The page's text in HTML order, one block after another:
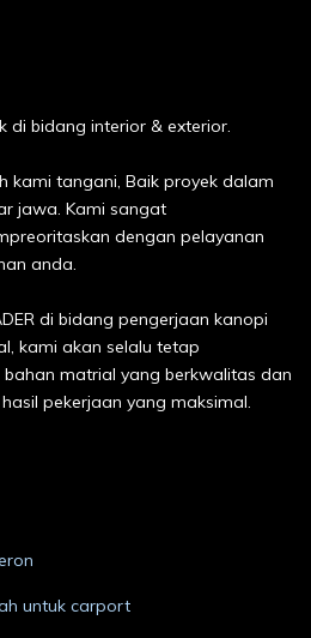
di bidang interior & exterior.
kami tangani, Baik proyek dalam
jawa. Kami sangat
dengan pelayanan
anda.
di bidang pengerjaan kanopi
kami akan selalu tetap
matrial yang berkwalitas dan
pekerjaan yang maksimal.
untuk carport